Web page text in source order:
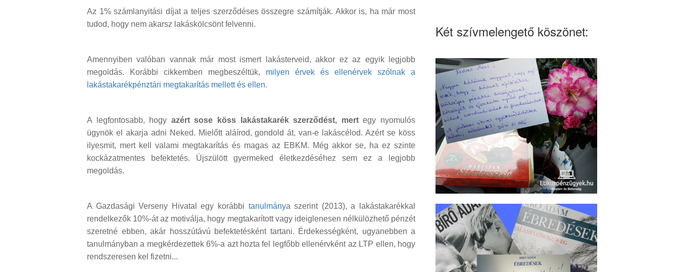
Az 1% számlanyitási díjat a teljes szerződéses összegre számítják. Akkor is, ha már most
tudod, hogy nem akarsz lakáskölcsönt felvenni.
Amennyiben valóban vannak már most ismert lakásterveid, akkor ez az egyik legjobb
megoldás. Korábbi cikkemben megbeszéltük, milyen érvek és ellenérvek szólnak a
lakástakarékpénztári megtakarítás mellett és ellen.
A legfontosabb, hogy azért sose köss lakástakarék szerződést, mertegy nyomulós
ügynök el akarja adni Neked. Mielőtt aláírod, gondold át, van-e lakáscélod. Azért se köss
ilyesmit, mert kell valami megtakarítás és magas az EBKM. Még akkor se, ha ez szinte
kockázatmentes befektetés. Újszülött gyermeked életkezdéséhez sem ez a legjobb
megoldás.
A Gazdasági Verseny Hivatal egy korábbi tanulmánya szerint (2013), a lakástakarékkal
rendelkezők 10%-át az motiválja, hogy megtakarított vagy ideiglenesen nélkülözhető pénzét
szeretné ebben, akár hosszútávú befektetésként tartani. Érdekességként, ugyanebben a
tanulmányban a megkérdezettek 6%-a azt hozta fel legfőbb ellenérvként az LTP ellen, hogy
rendszeresen kel fizetni...
Két szívmelengető köszönet: